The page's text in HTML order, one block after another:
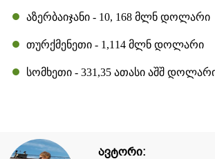
აზერბაიჯანი - 10, 168 მლნ დოლარი
თურქმენეთი - 1,114 მლნ დოლარი
სომხეთი - 331,35 ათასი აშშ
ავტორი: